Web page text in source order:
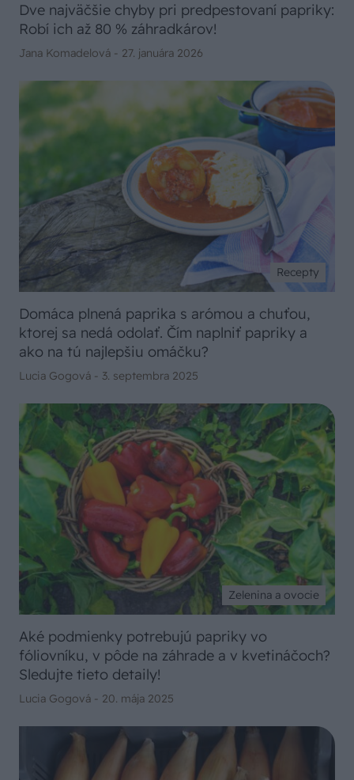
Dve najväčšie chyby pri predpestovaní papriky:
Robí ich až 80 % záhradkárov!
Jana Komadelová - 27. januára 2026
Recepty
Domáca plnená paprika s arómou a chuťou,
ktorej sa nedá odolať. Čím naplniť papriky a
ako na tú najlepšiu omáčku?
Lucia Gogová - 3. septembra 2025
Zelenina a ovocie
Aké podmienky potrebujú papriky vo
fóliovníku, v pôde na záhrade a v kvetináčoch?
Sledujte tieto detaily!
Lucia Gogová - 20. mája 2025